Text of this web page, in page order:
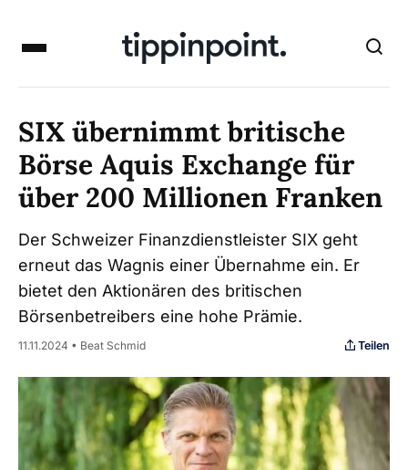
SIX übernimmt britische
Börse Aquis Exchange für
über 200 Millionen Franken
Der Schweizer Finanzdienstleister SIX geht
erneut das Wagnis einer Übernahme ein. Er
bietet den Aktionären des britischen
Börsenbetreibers eine hohe Prämie.
11.11.2024 • Beat Schmid Teilen